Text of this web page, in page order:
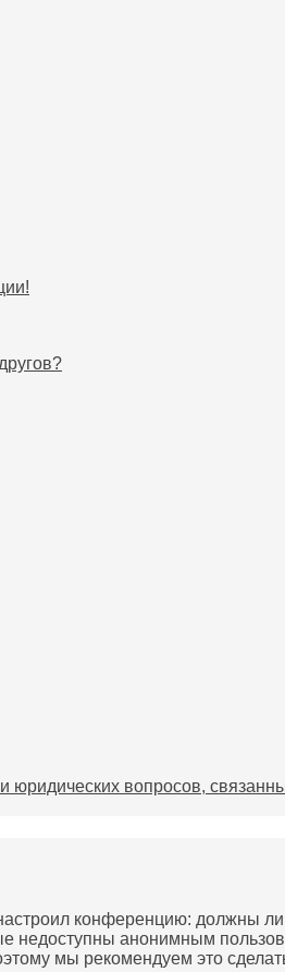
юридических вопросов,
конференцию: должны
недоступны анонимным
мы рекомендуем это